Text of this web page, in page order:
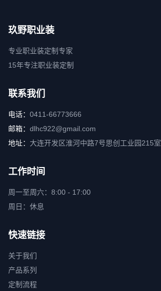
玖野职业装
专业职业装定制专家
15年专注职业装定制
联系我们
电话： 0411-66773666
邮箱： dlhc922@gmail.com
地址： 大连开发区淮河中路7号思创工业园215室
工作时间
周一至周六：8:00 - 17:00
周日：休息
快速链接
关于我们
产品系列
定制流程